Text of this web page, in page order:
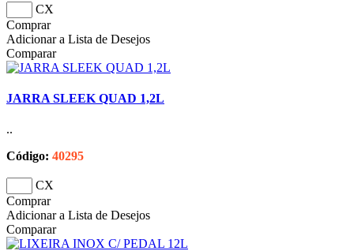
CX
Comprar
Adicionar a Lista de Desejos
Comparar
JARRA SLEEK QUAD 1,2L
..
Código: 40295
CX
Comprar
Adicionar a Lista de Desejos
Comparar